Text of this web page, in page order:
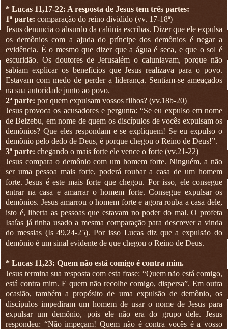
* Lucas 11,17-22: A resposta de Jesus tem três partes:
1ª parte: comparação do reino dividido (vv. 17-18ª)
Jesus denuncia o absurdo da calúnia escribas. Dizer que ele expulsa
os demônios com a ajuda do príncipe dos demônios é negar a
evidência. É o mesmo que dizer que a água é seca, e que o sol é
escuridão. Os doutores de Jerusalém o caluniavam, porque não
sabiam explicar os benefícios que Jesus realizava para o povo.
Estavam com medo de perder a liderança. Sentiam-se ameaçados
na sua autoridade junto ao povo.
2ª parte: por quem expulsam vossos filhos? (vv.18b-20)
Jesus provoca os acusadores e pergunta: “Se eu expulso em nome
de Belzebu, em nome de quem os discípulos de vocês expulsam os
demônios? Que eles respondam e se expliquem! Se eu expulso o
demônio pelo dedo de Deus, é porque chegou o Reino de Deus!”.
3ª parte: chegando o mais forte ele vence o forte (vv.21-22)
Jesus compara o demônio com um homem forte. Ninguém, a não
ser uma pessoa mais forte, poderá roubar a casa de um homem
forte. Jesus é este mais forte que chegou. Por isso, ele consegue
entrar na casa e amarrar o homem forte. Consegue expulsar os
demônios. Jesus amarrou o homem forte e agora rouba a casa dele,
isto é, liberta as pessoas que estavam no poder do mal. O profeta
Isaías já tinha usado a mesma comparação para descrever a vinda
do messias (Is 49,24-25). Por isso Lucas diz que a expulsão do
demônio é um sinal evidente de que chegou o Reino de Deus.
* Lucas 11,23: Quem não está comigo é contra mim.
Jesus termina sua resposta com esta frase: “Quem não está comigo,
está contra mim. E quem não recolhe comigo, dispersa”. Em outra
ocasião, também a propósito de uma expulsão de demônio, os
discípulos impediram um homem de usar o nome de Jesus para
expulsar um demônio, pois ele não era do grupo dele. Jesus
respondeu: “Não impeçam! Quem não é contra vocês é a vosso